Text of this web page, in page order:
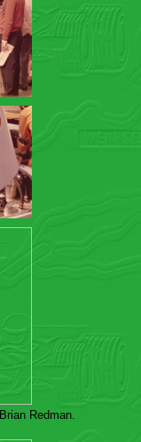
Redman.